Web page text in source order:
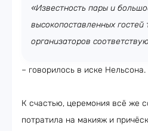
«Известность пары и
высокопоставленных гостей
организаторов
– говорилось в иске Нельсона.
К счастью, церемония всё же
потратила на макияж и